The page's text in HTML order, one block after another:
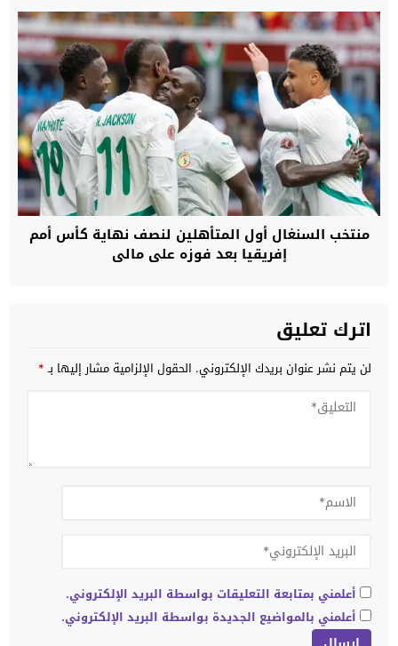
منتخب السنغال أول المتأهلين لنصف نهاية كأس أمم
إفريقيا بعد فوزه على مالي
اترك تعليق
لن يتم نشر عنوان بريدك الإلكتروني. الحقول الإلزامية مشار إليها بـ*
أعلمني بمتابعة التعليقات بواسطة البريد الإلكتروني.
أعلمني بالمواضيع الجديدة بواسطة البريد الإلكتروني.